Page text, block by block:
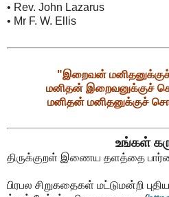
• Rev. John Lazarus
• Mr F. W. Ellis
"இறைவன்
மனிதன் இறைவனுக்குச்
மனிதன் மனிதனுக்குச்
உங்கள்
திருக்குறள் இணைய தளத்தை
பிரபல சிறுகதைகள் மட்டுமன்றி